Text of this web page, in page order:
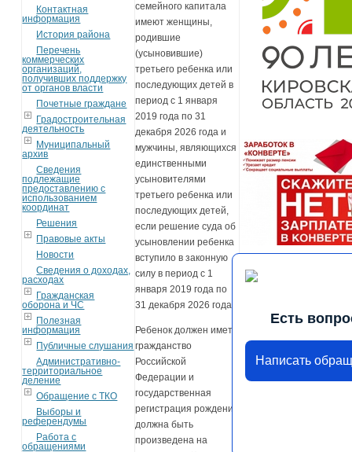
Контактная
информация
История района
Перечень
коммерческих
организаций,
получивших поддержку
от органов власти
Почетные граждане
Градостроительная
деятельность
Муниципальный
архив
Сведения
подлежащие
предоставлению с
использованием
координат
Решения
Правовые акты
Новости
Сведения о доходах,
расходах
Гражданская
оборона и ЧС
Полезная
информация
Публичные слушания
Административно-
территориальное
деление
Обращение с ТКО
Выборы и
референдумы
Работа с
обращениями
семейного капитала
имеют женщины,
родившие
(усыновившие)
третьего ребенка или
последующих детей в
период с 1 января
2019 года по 31
декабря 2026 года и
мужчины, являющихся
единственными
усыновителями
третьего ребенка или
последующих детей,
если решение суда об
усыновлении ребенка
вступило в законную
силу в период с 1
января 2019 года по
31 декабря 2026 года.
Ребенок должен иметь
гражданство
Российской
Федерации и
государственная
регистрация рождения
должна быть
произведена на
Есть
Написать